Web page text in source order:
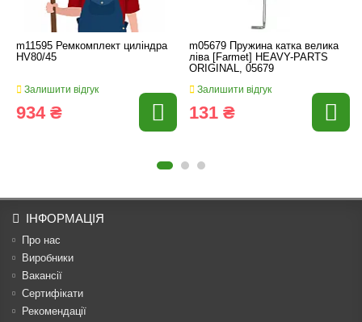
m11595 Ремкомплект циліндра
HV80/45
Залишити відгук
934 ₴
m05679 Пружина катка велика
ліва [Farmet] HEAVY-PARTS
ORIGINAL, 05679
Залишити відгук
131 ₴
ІНФОРМАЦІЯ
Про нас
Виробники
Вакансії
Сертифікати
Рекомендації